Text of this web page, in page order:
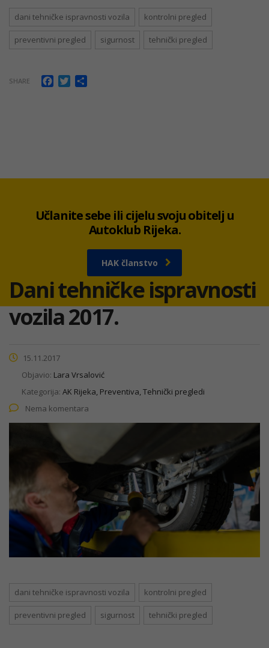
dani tehničke ispravnosti vozila kontrolni pregled
preventivni pregled sigurnost tehnički pregled
SHARE Facebook
Twitter
Učlanite sebe ili cijelu svoju obitelj u
Autoklub Rijeka.
HAK članstvo
Dani tehničke ispravnosti
vozila 2017.
15.11.2017
Objavio: Lara Vrsalović
Kategorija: AK Rijeka, Preventiva, Tehnički pregledi
Nema komentara
dani tehničke ispravnosti vozila kontrolni pregled
preventivni pregled sigurnost tehnički pregled